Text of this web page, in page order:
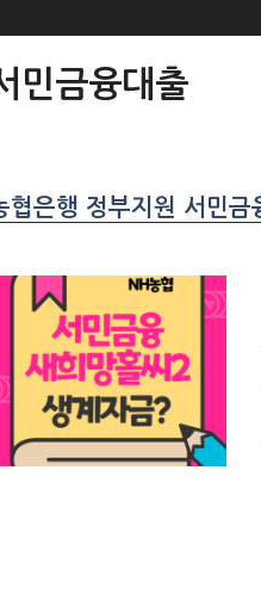
민금융대출
협은행 정부지원 서민